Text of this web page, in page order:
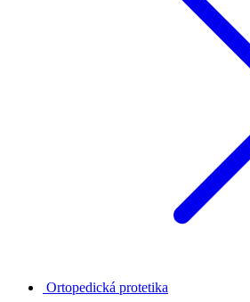
Ortopedická protetika